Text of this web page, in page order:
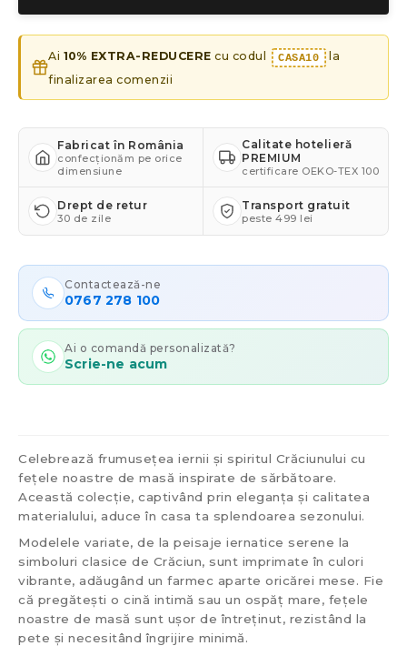
Celebrează frumusețea iernii și spiritul Crăciunului cu
fețele noastre de masă inspirate de sărbătoare.
Această colecție, captivând prin eleganța și calitatea
materialului, aduce în casa ta splendoarea sezonului.
Modelele variate, de la peisaje iernatice serene la
simboluri clasice de Crăciun, sunt imprimate în culori
vibrante, adăugând un farmec aparte oricărei mese. Fie
că pregătești o cină intimă sau un ospăț mare, fețele
noastre de masă sunt ușor de întreținut, rezistând la
pete și necesitând îngrijire minimă.
Ai 10% EXTRA-REDUCERE cu codul CASA10 la
finalizarea comenzii
Fabricat în România
confecționăm pe orice
dimensiune
Calitate hotelieră
PREMIUM
certificare OEKO-TEX 100
Drept de retur
30 de zile
Transport gratuit
peste 499 lei
Contactează-ne
0767 278 100
Ai o comandă personalizată?
Scrie-ne acum